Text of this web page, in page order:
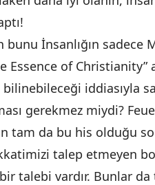
bunu İnsanlığın sadece
Essence of Christianity”
iddiasıyla
gerekmez miydi?
tam da bu his olduğu
talep etmeyen
bir talebi vardır. Bunlar